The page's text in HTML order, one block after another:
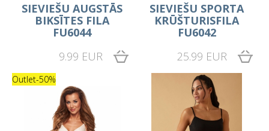
SIEVIEŠU AUGSTĀS
BIKSĪTES FILA
FU6044
9.99 EUR
SIEVIEŠU SPORTA
KRŪŠTURISFILA
FU6042
25.99 EUR
Outlet-50%